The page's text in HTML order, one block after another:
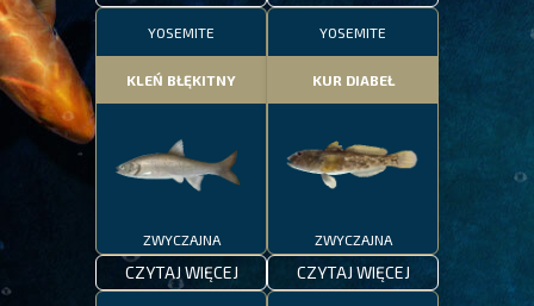
YOSEMITE
KLEŃ BŁĘKITNY
ZWYCZAJNA
CZYTAJ WIĘCEJ
YOSEMITE
KUR DIABEŁ
ZWYCZAJNA
CZYTAJ WIĘCEJ